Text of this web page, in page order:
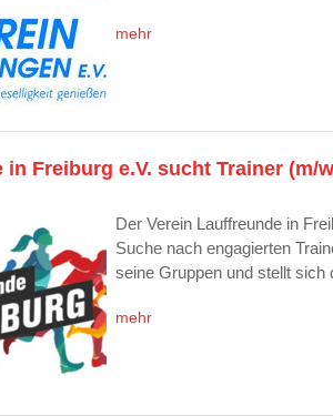
mehr
in Freiburg e.V. sucht Trainer (m/
Der Verein Lauffreunde in
Suche nach engagierten
seine Gruppen und stellt
mehr